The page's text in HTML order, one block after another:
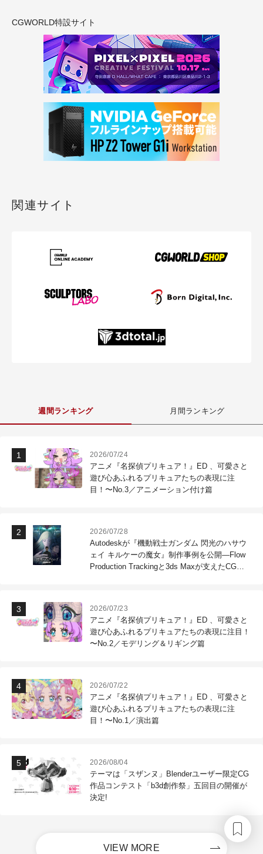
CGWORLD特設サイト
関連サイト
週間ランキング 月間ランキング
2026/07/24
アニメ『名探偵プリキュア！』ED 、可愛さと
遊び心あふれるプリキュアたちの表現に注
目！〜No.3／アニメーション付け篇
2026/07/28
Autodeskが『機動戦士ガンダム 閃光のハサウ
ェイ キルケーの魔女』制作事例を公開―Flow
Production Trackingと3ds Maxが支えたCG制
2026/07/23
アニメ『名探偵プリキュア！』ED 、可愛さと
遊び心あふれるプリキュアたちの表現に注目！
〜No.2／モデリング＆リギング篇
2026/07/22
アニメ『名探偵プリキュア！』ED 、可愛さと
遊び心あふれるプリキュアたちの表現に注
目！〜No.1／演出篇
2026/08/04
テーマは「スザンヌ」Blenderユーザー限定CG
作品コンテスト「b3d創作祭」五回目の開催が
決定!
VIEW MORE